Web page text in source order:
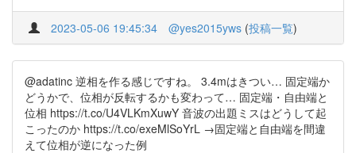
2023-05-06 19:45:34 @yes2015yws (投稿一覧)
@adatinc 逆相を作る感じですね。 3.4mはきつい… 固定端か
どうかで、位相が反転するかも変わって… 固定端・自由端と
位相 https://t.co/U4VLKmXuwY 音波の出題ミスはどうして起
こったのか https://t.co/exeMlSoYrL →固定端と自由端を間違
えて位相が逆になった例